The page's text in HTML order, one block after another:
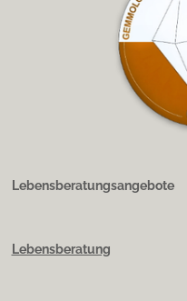
Lebensberatungsangebote
Lebensberatung